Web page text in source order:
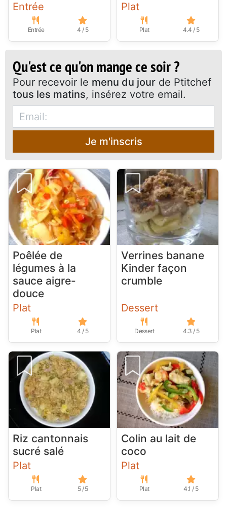
Entrée
Entrée 4 / 5
Plat
Plat 4.4 / 5
Qu'est ce qu'on mange ce soir ?
Pour recevoir le menu du jour de Ptitchef
tous les matins, insérez votre email.
Je m'inscris
Poêlée de
légumes à la
sauce aigre-
douce
Plat
Plat 4 / 5
Verrines banane
Kinder façon
crumble
Dessert
Dessert 4.3 / 5
Riz cantonnais
sucré salé
Plat
Plat 5 / 5
Colin au lait de
coco
Plat
Plat 4.1 / 5